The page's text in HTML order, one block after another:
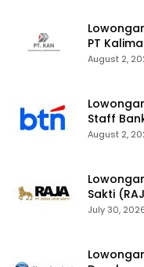
PT
August 2,
Staff
August 2,
Sakti
July 30,